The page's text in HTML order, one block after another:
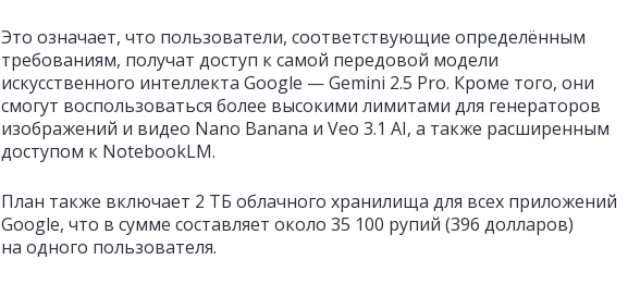
Это означает, что пользователи, соответствующие определённым
требованиям, получат доступ к самой передовой модели
искусственного интеллекта Google — Gemini 2.5 Pro. Кроме того, они
смогут воспользоваться более высокими лимитами для генераторов
изображений и видео Nano Banana и Veo 3.1 AI, а также расширенным
доступом к NotebookLM.
План также включает 2 ТБ облачного хранилища для всех приложений
Google, что в сумме составляет около 35 100 рупий (396 долларов)
на одного пользователя.